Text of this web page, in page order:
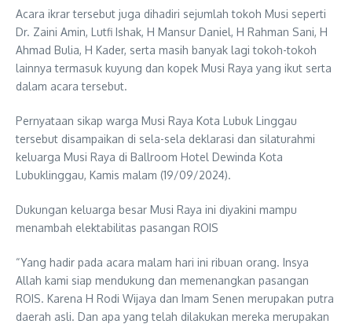
Acara ikrar tersebut juga dihadiri sejumlah tokoh Musi seperti
Dr. Zaini Amin, Lutfi Ishak, H Mansur Daniel, H Rahman Sani, H
Ahmad Bulia, H Kader, serta masih banyak lagi tokoh-tokoh
lainnya termasuk kuyung dan kopek Musi Raya yang ikut serta
dalam acara tersebut.
Pernyataan sikap warga Musi Raya Kota Lubuk Linggau
tersebut disampaikan di sela-sela deklarasi dan silaturahmi
keluarga Musi Raya di Ballroom Hotel Dewinda Kota
Lubuklinggau, Kamis malam (19/09/2024).
Dukungan keluarga besar Musi Raya ini diyakini mampu
menambah elektabilitas pasangan ROIS
“Yang hadir pada acara malam hari ini ribuan orang. Insya
Allah kami siap mendukung dan memenangkan pasangan
ROIS. Karena H Rodi Wijaya dan Imam Senen merupakan putra
daerah asli. Dan apa yang telah dilakukan mereka merupakan